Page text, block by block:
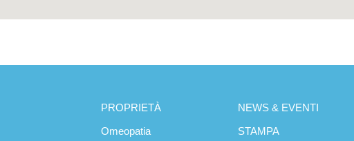
PROPRIETÀ
Omeopatia
NEWS & EVENTI
STAMPA